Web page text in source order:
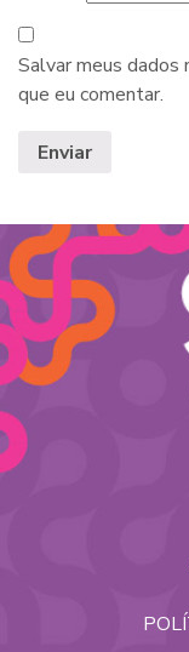
Salvar meus dados
que eu comentar.